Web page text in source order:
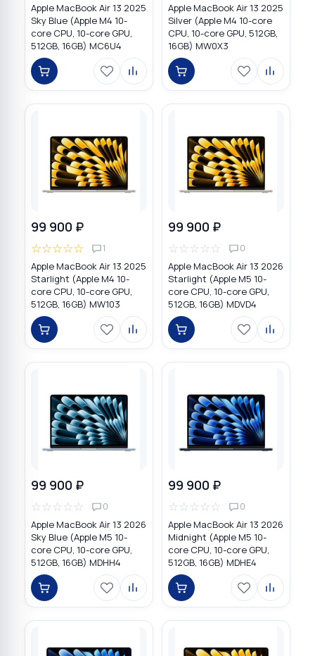
Apple MacBook Air 13 2025
Sky Blue (Apple M4 10-
core CPU, 10-core GPU,
512GB, 16GB) MC6U4
Apple MacBook Air 13 2025
Silver (Apple M4 10-core
CPU, 10-core GPU, 512GB,
16GB) MW0X3
99 900 ₽
☆☆☆☆☆ 1
Apple MacBook Air 13 2025
Starlight (Apple M4 10-
core CPU, 10-core GPU,
512GB, 16GB) MW103
99 900 ₽
☆☆☆☆☆ 0
Apple MacBook Air 13 2026
Starlight (Apple M5 10-
core CPU, 10-core GPU,
512GB, 16GB) MDVD4
99 900 ₽
☆☆☆☆☆ 0
Apple MacBook Air 13 2026
Sky Blue (Apple M5 10-
core CPU, 10-core GPU,
512GB, 16GB) MDHH4
99 900 ₽
☆☆☆☆☆ 0
Apple MacBook Air 13 2026
Midnight (Apple M5 10-
core CPU, 10-core GPU,
512GB, 16GB) MDHE4